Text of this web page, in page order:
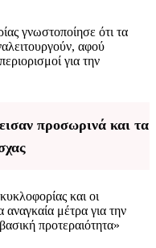
γνωστοποίησε ότι τα
αφού
για την
προσωρινά και τα
και οι
μέτρα για την
προτεραιότητα»